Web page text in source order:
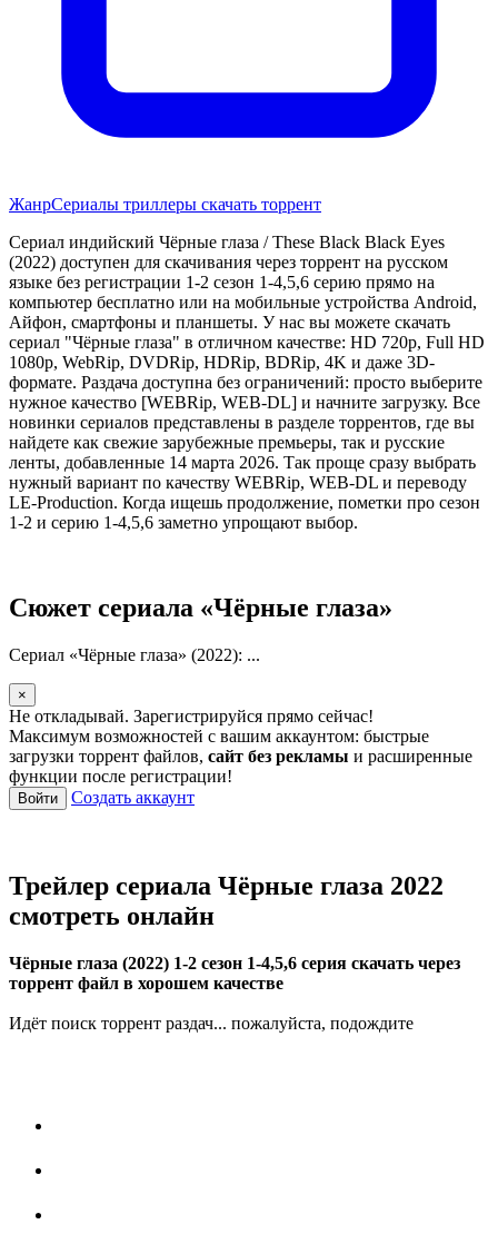
ЖанрСериалы триллеры скачать торрент
Сериал индийский Чёрные глаза / These Black Black Eyes
(2022) доступен для скачивания через торрент на русском
языке без регистрации 1-2 сезон 1-4,5,6 серию прямо на
компьютер бесплатно или на мобильные устройства Android,
Айфон, смартфоны и планшеты. У нас вы можете скачать
сериал "Чёрные глаза" в отличном качестве: HD 720p, Full HD
1080p, WebRip, DVDRip, HDRip, BDRip, 4K и даже 3D-
формате. Раздача доступна без ограничений: просто выберите
нужное качество [WEBRip, WEB-DL] и начните загрузку. Все
новинки сериалов представлены в разделе торрентов, где вы
найдете как свежие зарубежные премьеры, так и русские
ленты, добавленные 14 марта 2026. Так проще сразу выбрать
нужный вариант по качеству WEBRip, WEB-DL и переводу
LE-Production. Когда ищешь продолжение, пометки про сезон
1-2 и серию 1-4,5,6 заметно упрощают выбор.
Сюжет сериала «Чёрные глаза»
Сериал «Чёрные глаза» (2022): ...
×
Не откладывай. Зарегистрируйся прямо сейчас!
Максимум возможностей с вашим аккаунтом: быстрые
загрузки торрент файлов, сайт без рекламы и расширенные
функции после регистрации!
Войти Создать аккаунт
Трейлер сериала Чёрные глаза 2022
смотреть онлайн
Чёрные глаза (2022) 1-2 сезон 1-4,5,6 серия скачать через
торрент файл в хорошем качестве
Идёт поиск торрент раздач... пожалуйста, подождите